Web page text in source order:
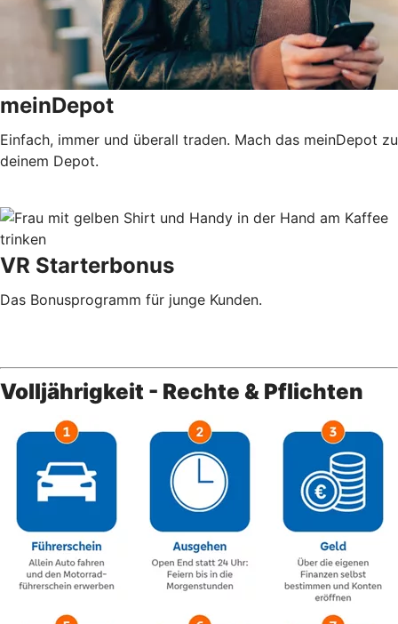
meinDepot
Einfach, immer und überall traden. Mach das meinDepot zu
deinem Depot.
VR Starterbonus
Das Bonusprogramm für junge Kunden.
Volljährigkeit - Rechte & Pflichten